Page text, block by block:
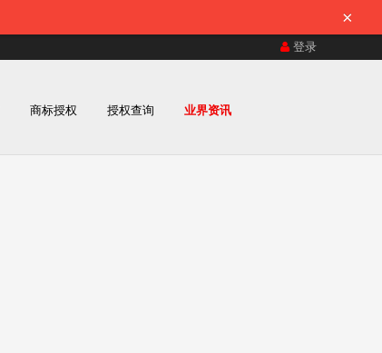
×
登录
商标授权 授权查询 业界资讯